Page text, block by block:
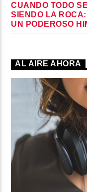
CUANDO TODO
SIENDO LA
UN PODEROSO
AL AIRE AHORA